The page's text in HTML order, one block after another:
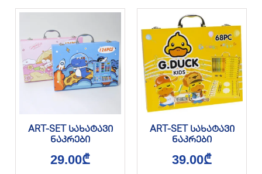
ART-SET სახატავი
ნაკრები
29.00₾
ART-SET სახატავი
ნაკრები
39.00₾